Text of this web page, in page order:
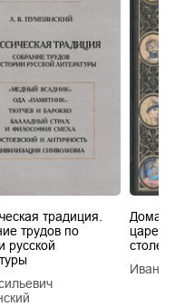
традиция.
трудов по
русской
царей
Иван